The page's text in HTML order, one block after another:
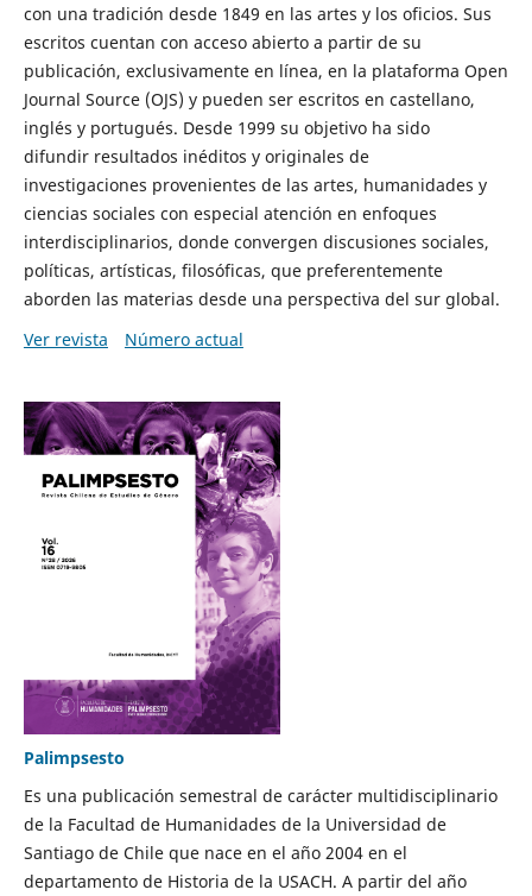
con una tradición desde 1849 en las artes y los oficios. Sus
escritos cuentan con acceso abierto a partir de su
publicación, exclusivamente en línea, en la plataforma Open
Journal Source (OJS) y pueden ser escritos en castellano,
inglés y portugués. Desde 1999 su objetivo ha sido
difundir resultados inéditos y originales de
investigaciones provenientes de las artes, humanidades y
ciencias sociales con especial atención en enfoques
interdisciplinarios, donde convergen discusiones sociales,
políticas, artísticas, filosóficas, que preferentemente
aborden las materias desde una perspectiva del sur global.
Ver revista
Número actual
Palimpsesto
Es una publicación semestral de carácter multidisciplinario
de la Facultad de Humanidades de la Universidad de
Santiago de Chile que nace en el año 2004 en el
departamento de Historia de la USACH. A partir del año